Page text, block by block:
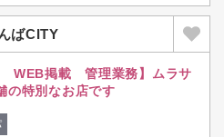
ばCITY
WEB掲載 管理業務】ムラサ
の特別なお店です